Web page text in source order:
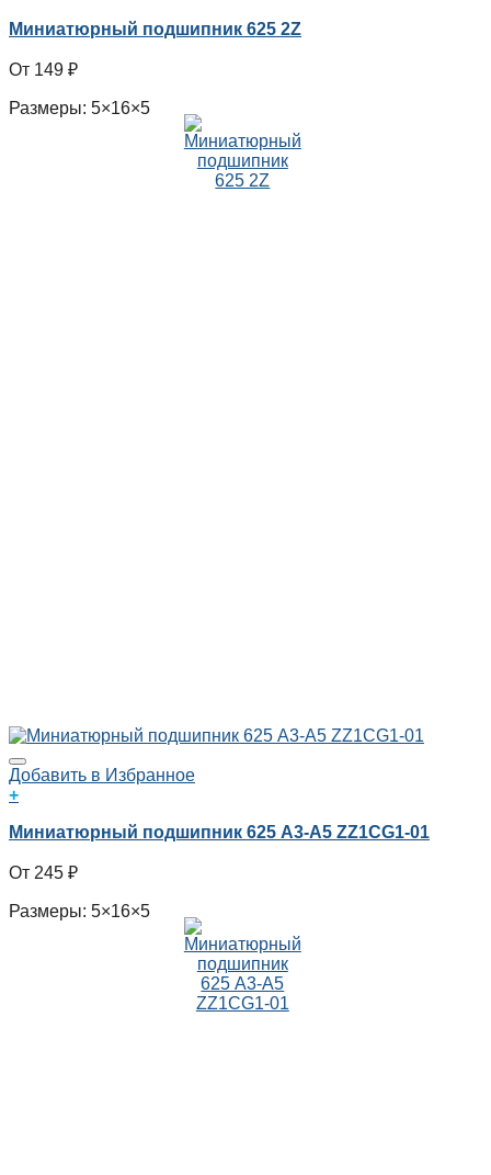
Миниатюрный подшипник 625 2Z
149 ₽
Размеры: 5×16×5
Добавить в Избранное
+
Миниатюрный подшипник 625 A3-A5 ZZ1CG1-01
245 ₽
Размеры: 5×16×5